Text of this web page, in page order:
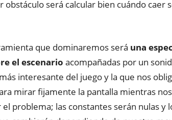
será calcular bien cuándo caer
que dominaremos será una
el escenario acompañadas por un
interesante del juego y la que nos
mirar fijamente la pantalla mientras
problema; las constantes serán nulas y